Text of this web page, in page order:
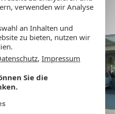
verwenden wir Analyse
an Inhalten und
zu bieten, nutzen wir
, Impressum
Sie die